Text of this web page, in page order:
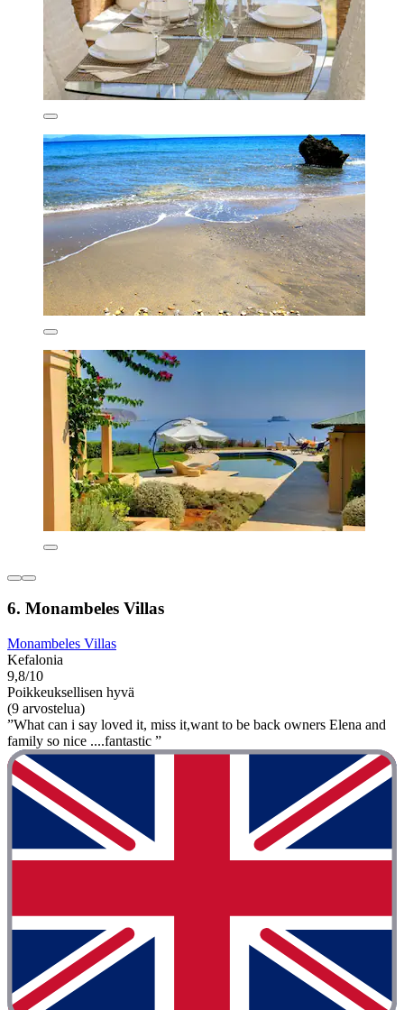
6. Monambeles Villas
Monambeles Villas
Kefalonia
9,8/10
Poikkeuksellisen hyvä
(9 arvostelua)
”What can i say loved it, miss it,want to be back owners Elena and
family so nice ....fantastic ”